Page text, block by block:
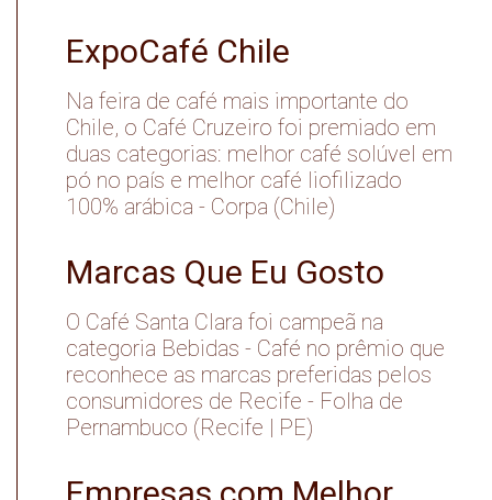
ExpoCafé Chile
Na feira de café mais importante do
Chile, o Café Cruzeiro foi premiado em
duas categorias: melhor café solúvel em
pó no país e melhor café liofilizado
100% arábica - Corpa (Chile)
Marcas Que Eu Gosto
O Café Santa Clara foi campeã na
categoria Bebidas - Café no prêmio que
reconhece as marcas preferidas pelos
consumidores de Recife - Folha de
Pernambuco (Recife | PE)
Empresas com Melhor